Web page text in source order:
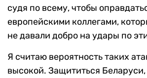
судя по всему, чтобы
европейскими коллегами,
не давали добро на удары по
Я считаю вероятность таких
высокой. Защититься Беларуси,